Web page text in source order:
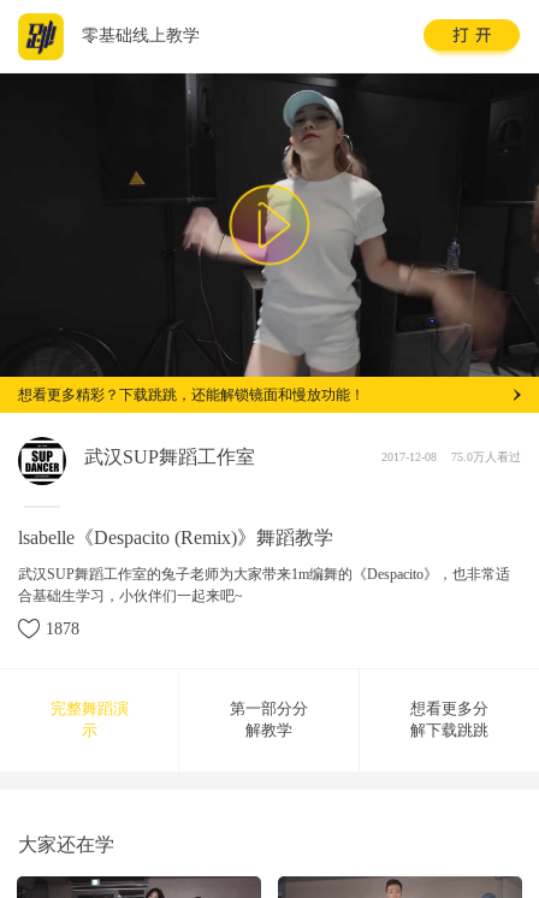
零基础线上教学
想看更多精彩？下载跳跳，还能解锁镜面和慢放功能！
武汉SUP舞蹈工作室 2017-12-08 75.0万人看过
lsabelle《Despacito (Remix)》舞蹈教学
武汉SUP舞蹈工作室的兔子老师为大家带来1m编舞的《Despacito》，也非常适
合基础生学习，小伙伴们一起来吧~
1878
完整舞蹈演
示
第一部分分
解教学
想看更多分
解下载跳跳
大家还在学